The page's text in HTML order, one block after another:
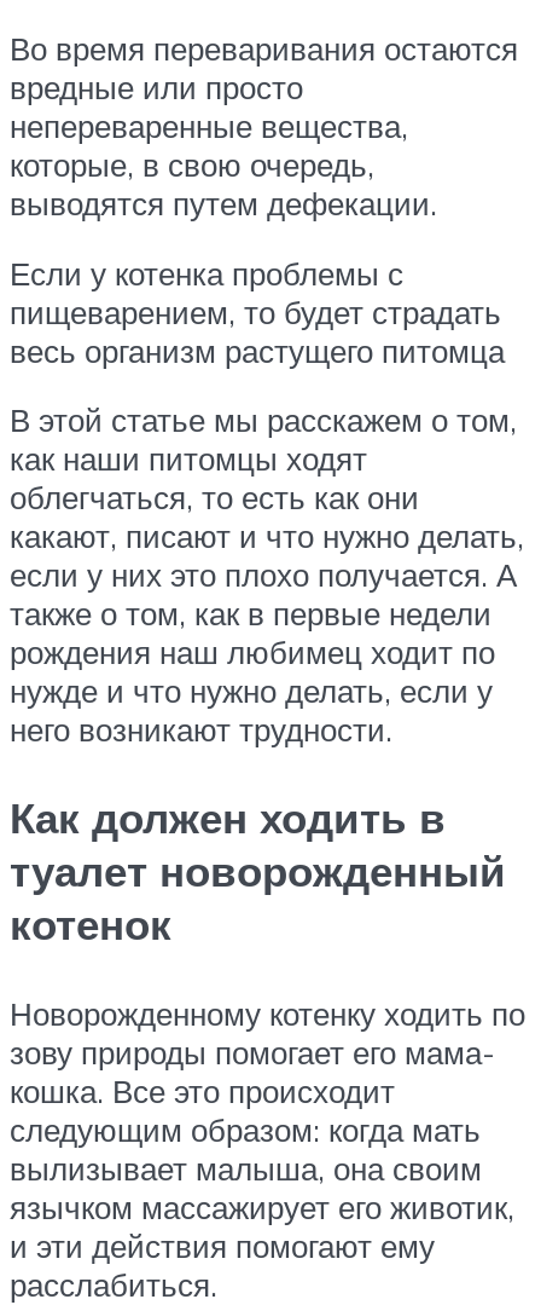
Во время переваривания остаются
вредные или просто
непереваренные вещества,
которые, в свою очередь,
выводятся путем дефекации.
Если у котенка проблемы с
пищеварением, то будет страдать
весь организм растущего питомца
В этой статье мы расскажем о том,
как наши питомцы ходят
облегчаться, то есть как они
какают, писают и что нужно делать,
если у них это плохо получается. А
также о том, как в первые недели
рождения наш любимец ходит по
нужде и что нужно делать, если у
него возникают трудности.
Как должен ходить в
туалет новорожденный
котенок
Новорожденному котенку ходить по
зову природы помогает его мама-
кошка. Все это происходит
следующим образом: когда мать
вылизывает малыша, она своим
язычком массажирует его животик,
и эти действия помогают ему
расслабиться.